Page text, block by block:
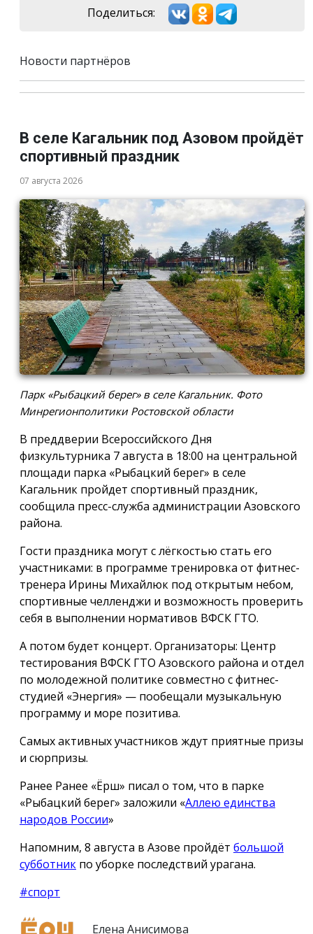
Поделиться:
Новости партнёров
В селе Кагальник под Азовом пройдёт
спортивный праздник
07 августа 2026
Парк «Рыбацкий берег» в селе Кагальник. Фото
Минрегионполитики Ростовской области
В преддверии Всероссийского Дня
физкультурника 7 августа в 18:00 на центральной
площади парка «Рыбацкий берег» в селе
Кагальник пройдет спортивный праздник,
сообщила пресс-служба администрации Азовского
района.
Гости праздника могут с лёгкостью стать его
участниками: в программе тренировка от фитнес-
тренера Ирины Михайлюк под открытым небом,
спортивные челленджи и возможность проверить
себя в выполнении нормативов ВФСК ГТО.
А потом будет концерт. Организаторы: Центр
тестирования ВФСК ГТО Азовского района и отдел
по молодежной политике совместно с фитнес-
студией «Энергия» — пообещали музыкальную
программу и море позитива.
Самых активных участников ждут приятные призы
и сюрпризы.
Ранее Ранее «Ёрш» писал о том, что в парке
«Рыбацкий берег» заложили «Аллею единства
народов России»
Напомним, 8 августа в Азове пройдёт большой
субботник по уборке последствий урагана.
#спорт
Елена Анисимова